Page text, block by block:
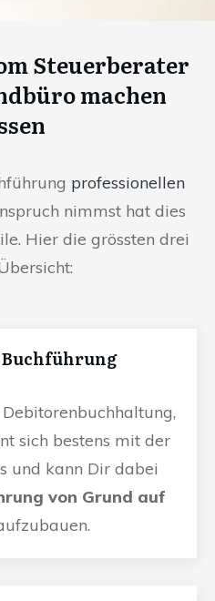
Steuerberater
machen
professionellen
nimmst hat dies
Hier die grössten drei
Buchführung
sich bestens mit der
und kann Dir dabei
von Grund auf